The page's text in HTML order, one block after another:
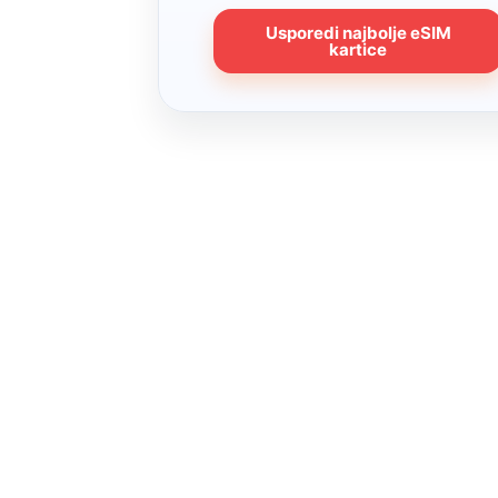
Usporedi najbolje eSIM
kartice